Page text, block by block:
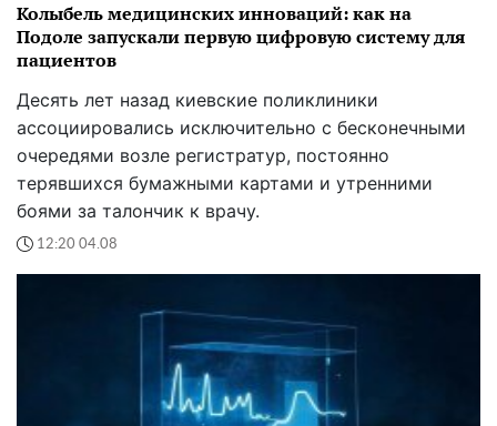
Колыбель медицинских инноваций: как на
Подоле запускали первую цифровую систему для
пациентов
Десять лет назад киевские поликлиники
ассоциировались исключительно с бесконечными
очередями возле регистратур, постоянно
терявшихся бумажными картами и утренними
боями за талончик к врачу.
12:20 04.08